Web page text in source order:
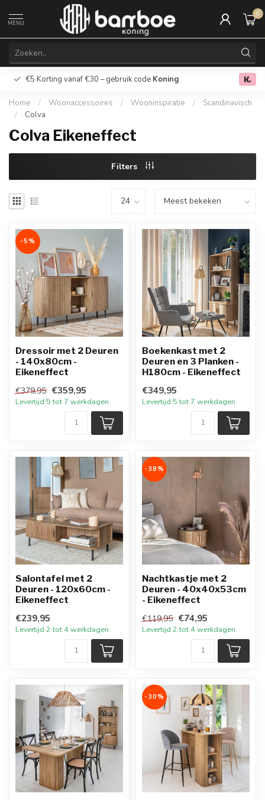
MENU
0
€5 Korting vanaf €30 – gebruik code Koning Gratis
Home / Woonaccessoires / Wooninspiratie /
Scandinavisch
/
Colva
Colva Eikeneffect
Filters
-5%
Dressoir met 2 Deuren
- 140x80cm -
Eikeneffect
€379,95 €359,95
Levertijd 5 tot 7 werkdagen
Boekenkast met 2
Deuren en 3 Planken -
H180cm - Eikeneffect
€349,95
Levertijd 5 tot 7 werkdagen
Salontafel met 2
Deuren - 120x60cm -
Eikeneffect
€239,95
Levertijd 2 tot 4 werkdagen
-38%
Nachtkastje met 2
Deuren - 40x40x53cm
- Eikeneffect
€119,95 €74,95
Levertijd 2 tot 4 werkdagen
-30%